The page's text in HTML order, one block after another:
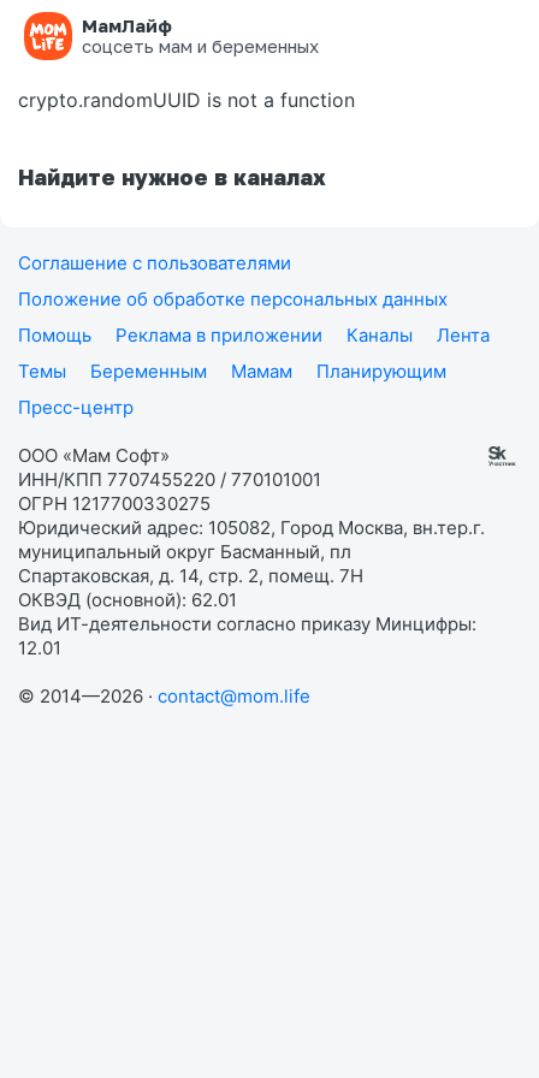
МамЛайф
соцсеть мам и беременных
Ошибка на странице
crypto.randomUUID is not a function
Найдите нужное в каналах
Соглашение с пользователями
Положение об обработке персональных данных
Помощь
Реклама в приложении Каналы
Лента
Темы
Беременным Мамам
Планирующим
Пресс-центр
ООО «Мам Софт»
ИНН/КПП 7707455220 / 770101001
ОГРН 1217700330275
Юридический адрес: 105082, Город Москва, вн.тер.г.
муниципальный округ Басманный, пл
Спартаковская, д. 14, стр. 2, помещ. 7Н
ОКВЭД (основной): 62.01
Вид ИТ-деятельности согласно приказу Минцифры:
12.01
© 2014—2026 · contact@mom.life